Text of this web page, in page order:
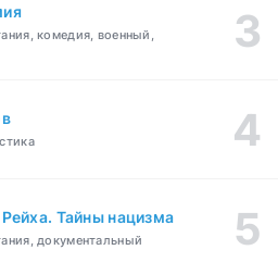
комедия, военный,
Тайны нацизма
документальный